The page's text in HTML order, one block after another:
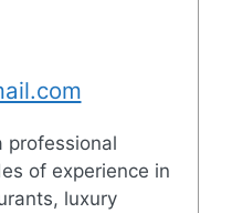
professional
of experience in
luxury